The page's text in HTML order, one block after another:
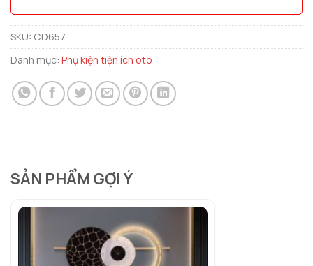
SKU: CD657
Danh mục: Phụ kiện tiện ích oto
SẢN PHẨM GỢI Ý